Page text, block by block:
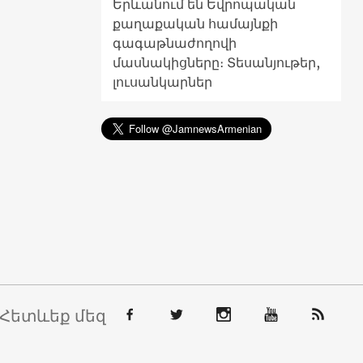
Երևանում են Եվրոպական
քաղաքական համայնքի
գագաթնաժողովի
մասնակիցները։ Տեսանյութեր,
լուսանկարներ
Հետևեք մեզ